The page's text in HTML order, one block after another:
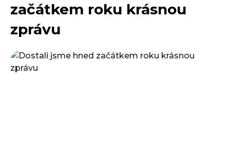
začátkem roku krásnou
zprávu